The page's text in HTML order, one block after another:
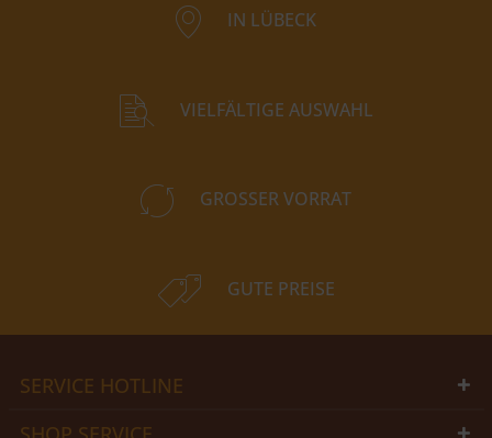
IN LÜBECK
VIELFÄLTIGE AUSWAHL
GROSSER VORRAT
GUTE PREISE
SERVICE HOTLINE